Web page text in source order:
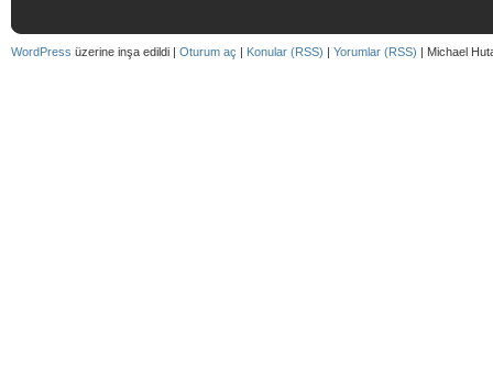
WordPress üzerine inşa edildi | Oturum aç | Konular (RSS) | Yorumlar (RSS) | Michael